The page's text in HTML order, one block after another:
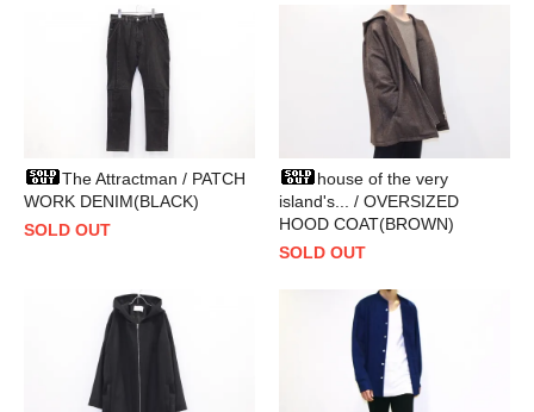
The Attractman / PATCH
WORK DENIM(BLACK)
SOLD OUT
house of the very
island's... / OVERSIZED
HOOD COAT(BROWN)
SOLD OUT